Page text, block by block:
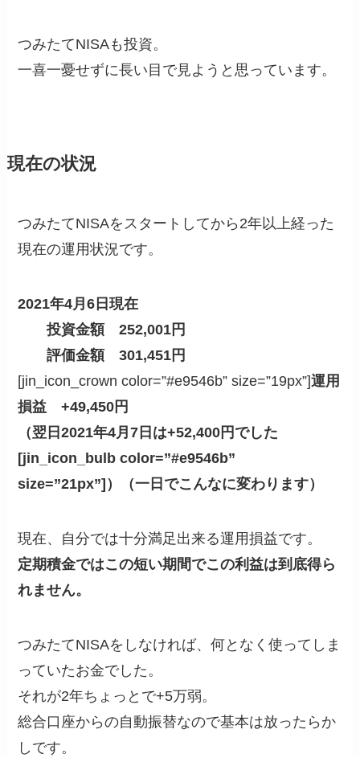
つみたてNISAも投資。
一喜一憂せずに長い目で見ようと思っています。
現在の状況
つみたてNISAをスタートしてから2年以上経った
現在の運用状況です。
2021年4月6日現在
投資金額 252,001円
評価金額 301,451円
[jin_icon_crown color=”#e9546b” size=”19px”]運用
損益 +49,450円
（翌日2021年4月7日は+52,400円でした
[jin_icon_bulb color=”#e9546b”
size=”21px”]）
（一日でこんなに変わります）
現在、自分では十分満足出来る運用損益です。
定期積金ではこの短い期間でこの利益は到底得ら
れません。
つみたてNISAをしなければ、何となく使ってしま
っていたお金でした。
それが2年ちょっとで+5万弱。
総合口座からの自動振替なので基本は放ったらか
しです。